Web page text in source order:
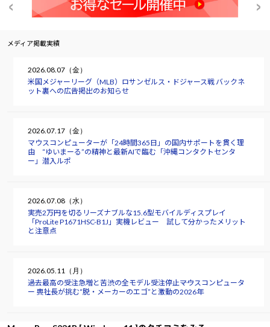
メディア掲載実績
2026.08.07（金）
米国メジャーリーグ（MLB）ロサンゼルス・ドジャース戦 バックネ
ット裏への広告掲出のお知らせ
2026.07.17（金）
マウスコンピューターが「24時間365日」の国内サポートを貫く理
由 “ゆいまーる”の精神と最新AIで臨む「沖縄コンタクトセンタ
ー」潜入ルポ
2026.07.08（水）
実売2万円を切るリーズナブルな15.6型モバイルディスプレイ
「ProLite P1671HSC-B1J」実機レビュー 試して分かったメリット
と注意点
2026.05.11（月）
過去最高の受注急増と苦渋の全モデル受注停止――マウスコンピュータ
ー 軣社長が挑む“脱・メーカーのエゴ”と激動の2026年